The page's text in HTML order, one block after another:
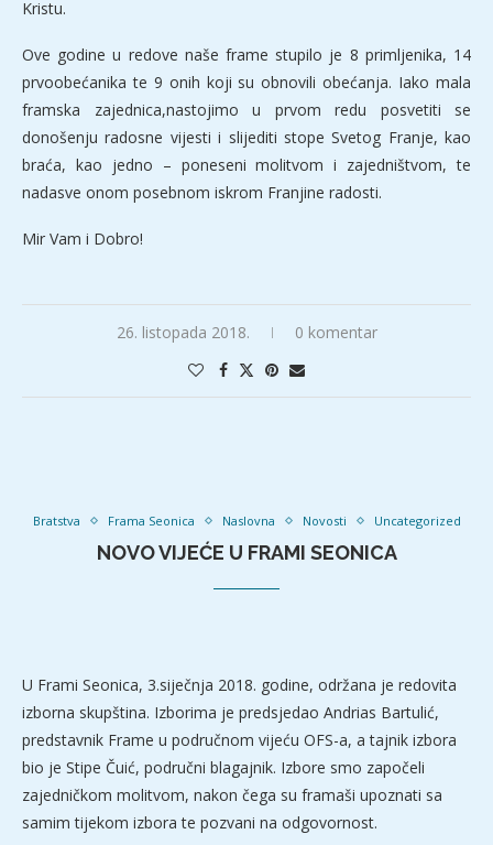
Kristu.
Ove godine u redove naše frame stupilo je 8 primljenika, 14
prvoobećanika te 9 onih koji su obnovili obećanja. Iako mala
framska zajednica,nastojimo u prvom redu posvetiti se
donošenju radosne vijesti i slijediti stope Svetog Franje, kao
braća, kao jedno – poneseni molitvom i zajedništvom, te
nadasve onom posebnom iskrom Franjine radosti.
Mir Vam i Dobro!
26. listopada 2018. 0 komentar
Bratstva Frama Seonica Naslovna Novosti Uncategorized
NOVO VIJEĆE U FRAMI SEONICA
U Frami Seonica, 3.siječnja 2018. godine, održana je redovita
izborna skupština. Izborima je predsjedao Andrias Bartulić,
predstavnik Frame u područnom vijeću OFS-a, a tajnik izbora
bio je Stipe Čuić, područni blagajnik. Izbore smo započeli
zajedničkom molitvom, nakon čega su framaši upoznati sa
samim tijekom izbora te pozvani na odgovornost.